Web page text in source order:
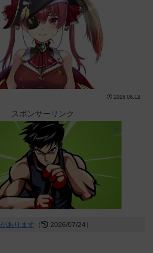
2026.06.12
スポンサーリンク
あります （ 2026/07/24）